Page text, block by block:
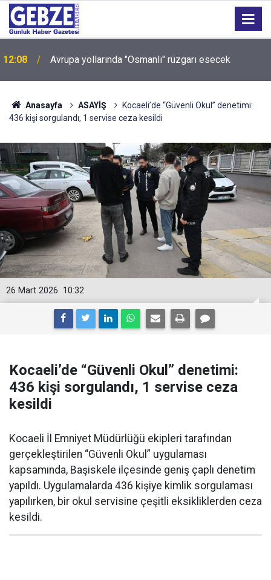
12:04
tutuklandı!
Anasayfa ASAYİŞ
Kocaeli’de “Güvenli Okul” denetimi:
436 kişi sorgulandı, 1 servise ceza kesildi
10:32
26 Mart 2026
Kocaeli’de “Güvenli Okul” denetimi:
436 kişi sorgulandı, 1 servise ceza
kesildi
Kocaeli İl Emniyet Müdürlüğü ekipleri tarafından
gerçekleştirilen “Güvenli Okul” uygulaması
kapsamında, Başiskele ilçesinde geniş çaplı denetim
yapıldı. Uygulamalarda 436 kişiye kimlik sorgulaması
yapılırken, bir okul servisine çeşitli eksikliklerden ceza
kesildi.